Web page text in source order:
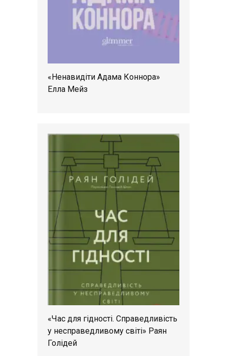
«Ненавидіти Адама Коннора»
Елла Мейз
«Час для гідності. Справедливість
у несправедливому світі» Раян
Голідей